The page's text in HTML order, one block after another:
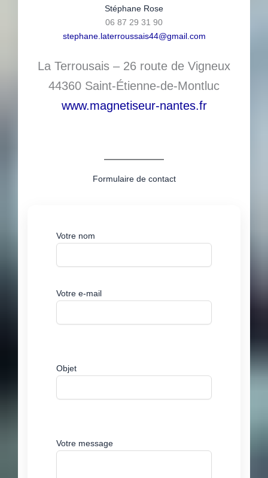
Stéphane Rose
06 87 29 31 90
stephane.laterroussais44@gmail.com
La Terrousais – 26 route de Vigneux
44360 Saint-Étienne-de-Montluc
www.magnetiseur-nantes.fr
Formulaire de contact
Votre nom
Votre e-mail
Objet
Votre message